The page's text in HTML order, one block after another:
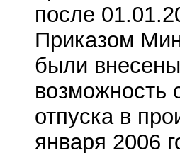
после
Приказом
были
возможность
отпуска в
января 2006